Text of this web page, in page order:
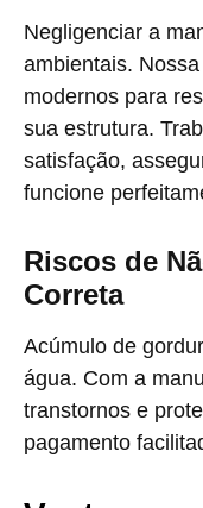
Negligenciar a
ambientais.
modernos para
sua estrutura.
satisfação,
funcione
Riscos de
Correta
Acúmulo de
água. Com a
transtornos e
pagamento